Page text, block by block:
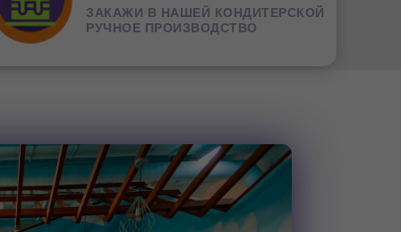
ЗАКАЖИ В НАШЕЙ КОНДИТЕРСКОЙ
РУЧНОЕ ПРОИЗВОДСТВО